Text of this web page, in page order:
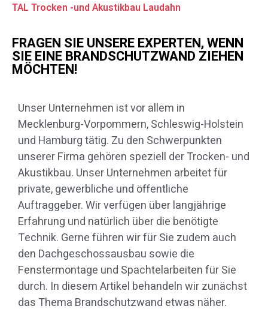
TAL Trocken -und Akustikbau Laudahn
FRAGEN SIE UNSERE EXPERTEN, WENN
SIE EINE BRANDSCHUTZWAND ZIEHEN
MÖCHTEN!
Unser Unternehmen ist vor allem in
Mecklenburg-Vorpommern, Schleswig-Holstein
und Hamburg tätig. Zu den Schwerpunkten
unserer Firma gehören speziell der Trocken- und
Akustikbau. Unser Unternehmen arbeitet für
private, gewerbliche und öffentliche
Auftraggeber. Wir verfügen über langjährige
Erfahrung und natürlich über die benötigte
Technik. Gerne führen wir für Sie zudem auch
den Dachgeschossausbau sowie die
Fenstermontage und Spachtelarbeiten für Sie
durch. In diesem Artikel behandeln wir zunächst
das Thema Brandschutzwand etwas näher.